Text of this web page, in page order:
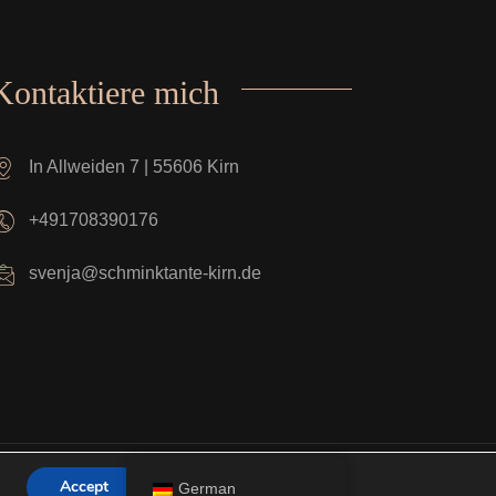
mich
In Allweiden 7 | 55606 Kirn
+491708390176
svenja@schminktante-kirn.de
German
Accept